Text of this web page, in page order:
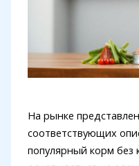
На рынке
соответствующих
популярный корм без